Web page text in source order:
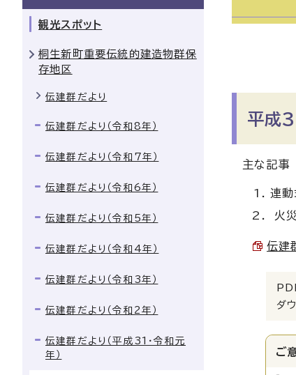
平成
主な記事
連
火
伝建
ダ
ご
観光スポット
桐生新町重要伝統的建造物群保
存地区
伝建群だより
伝建群だより（令和8年）
伝建群だより（令和7年）
伝建群だより（令和6年）
伝建群だより（令和5年）
伝建群だより（令和4年）
伝建群だより（令和3年）
伝建群だより（令和2年）
伝建群だより（平成31・令和元
年）